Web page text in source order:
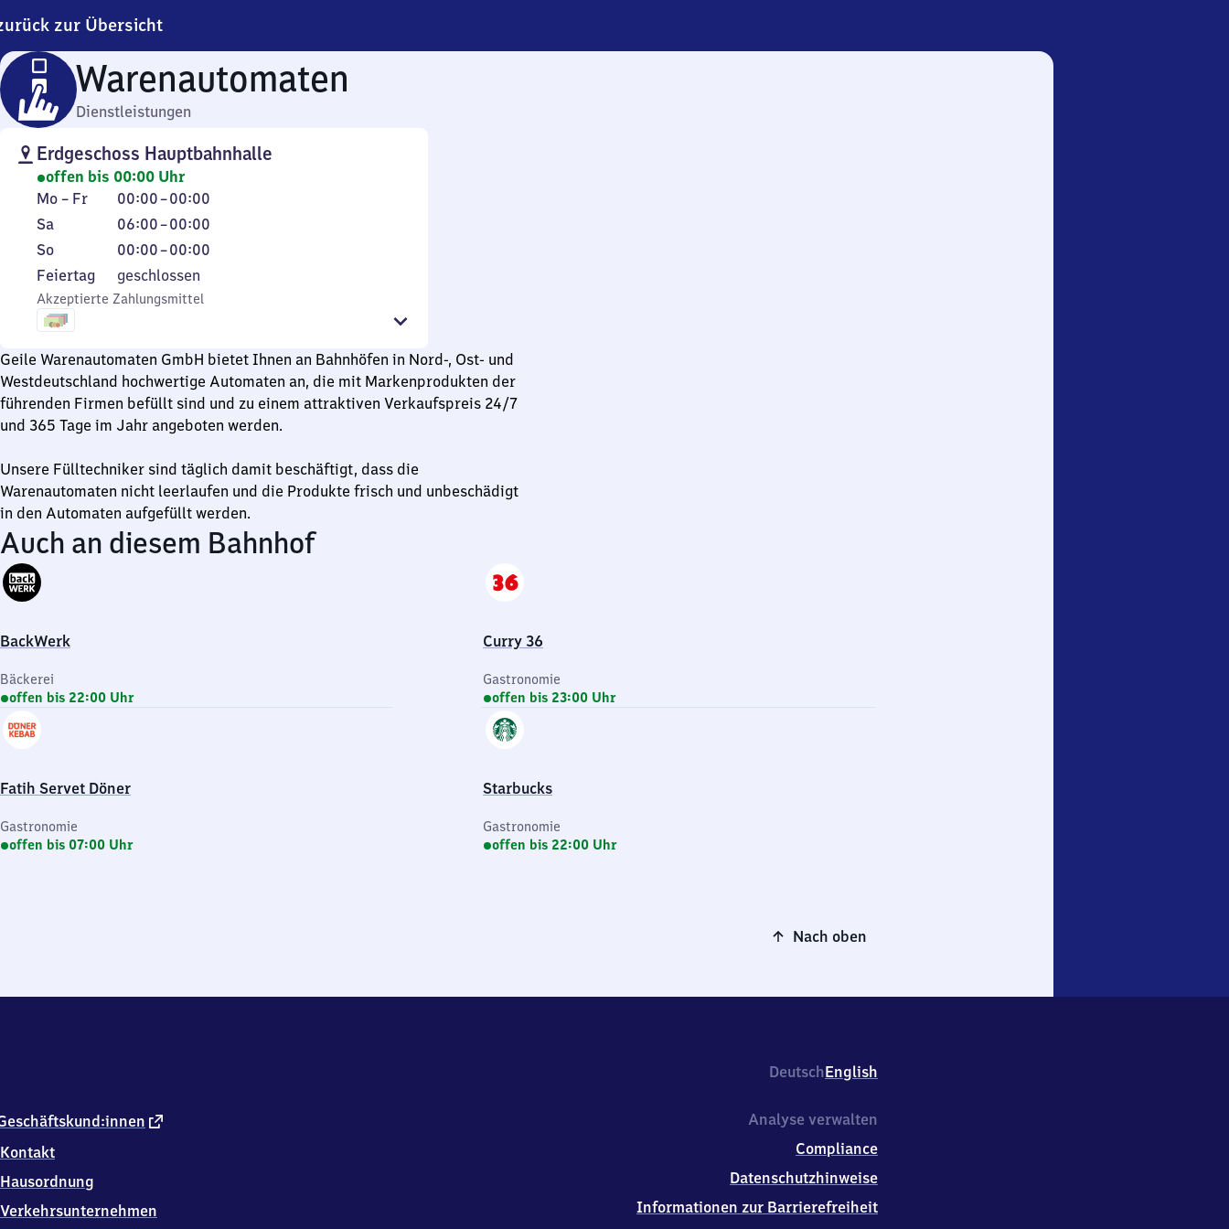
zur Übersicht
Warenautomaten
Dienstleistungen
Erdgeschoss Hauptbahnhalle
offen bis 00:00 Uhr
Montag
bis
Freitag
Mo – Fr 00:00–00:00
Von
0
Uhr
0
Uhr
Samstag
Sa 06:00–00:00
Von
6
bis
Sonntag
So 00:00–00:00
Von
0
Uhr
Uhr
Feiertag
Feiertag geschlossen
Akzeptierte Zahlungsmittel
Geile Warenautomaten GmbH bietet Ihnen an Bahnhöfen in Nord-, Ost- und
Westdeutschland hochwertige Automaten an, die mit Markenprodukten der
führenden Firmen befüllt sind und zu einem attraktiven Verkaufspreis 24/7
und 365 Tage im Jahr angeboten werden.
Unsere Fülltechniker sind täglich damit beschäftigt, dass die
Warenautomaten nicht leerlaufen und die Produkte frisch und unbeschädigt
in den Automaten aufgefüllt werden.
Auch an diesem Bahnhof
BackWerk
Bäckerei
offen bis 22:00 Uhr
Curry 36
Gastronomie
offen bis 23:00 Uhr
Fatih Servet Döner
Gastronomie
offen bis 07:00 Uhr
Starbucks
Gastronomie
offen bis 22:00 Uhr
Nach oben
DeutschEnglish
externer
Kontakt
Hausordnung
Verkehrsunternehmen
Analyse verwalten
Compliance
Datenschutzhinweise
Informationen zur Barrierefreiheit